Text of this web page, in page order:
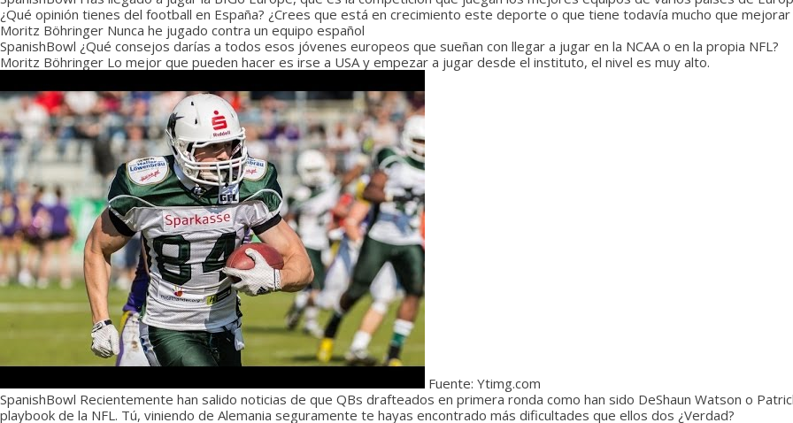
¿Qué opinión tienes del football en España? ¿Crees que está en crecimiento este deporte o que tiene todavía mucho que
Moritz Böhringer Nunca he jugado contra un equipo español
SpanishBowl ¿Qué consejos darías a todos esos jóvenes europeos que sueñan con llegar a jugar en la NCAA o en la propia NFL?
Moritz Böhringer Lo mejor que pueden hacer es irse a USA y empezar a jugar desde el instituto, el nivel es muy alto.
Fuente: Ytimg.com
SpanishBowl Recientemente han salido noticias de que QBs drafteados en primera ronda como han sido DeShaun Watson o
playbook de la NFL. Tú, viniendo de Alemania seguramente te hayas encontrado más dificultades que ellos dos ¿Verdad?